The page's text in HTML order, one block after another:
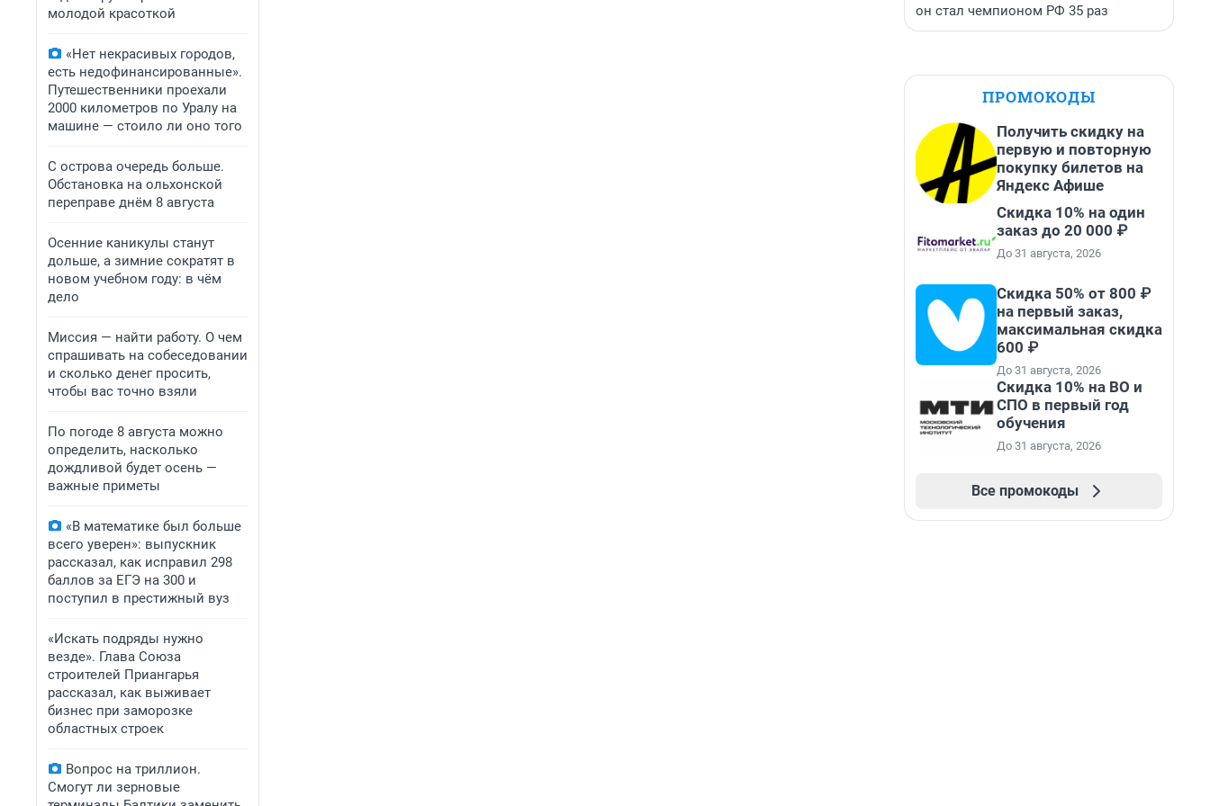
молодой красоткой
«Нет некрасивых городов,
есть недофинансированные».
Путешественники проехали
2000 километров по Уралу на
машине — стоило ли оно того
С острова очередь больше.
Обстановка на ольхонской
переправе днём 8 августа
Осенние каникулы станут
дольше, а зимние сократят в
новом учебном году: в чём
дело
Миссия — найти работу. О чем
спрашивать на собеседовании
и сколько денег просить,
чтобы вас точно взяли
По погоде 8 августа можно
определить, насколько
дождливой будет осень —
важные приметы
«В математике был больше
всего уверен»: выпускник
рассказал, как исправил 298
баллов за ЕГЭ на 300 и
поступил в престижный вуз
«Искать подряды нужно
везде». Глава Союза
строителей Приангарья
рассказал, как выживает
бизнес при заморозке
областных строек
Вопрос на триллион.
Смогут ли зерновые
он стал чемпионом РФ 35 раз
ПРОМОКОДЫ
Получить скидку на
первую и повторную
покупку билетов на
Яндекс Афише
Скидка 10% на один
заказ до 20 000 ₽
До 31 августа, 2026
Скидка 50% от 800 ₽
на первый заказ,
максимальная скидка
600 ₽
До 31 августа, 2026
Скидка 10% на ВО и
СПО в первый год
обучения
До 31 августа, 2026
Все промокоды